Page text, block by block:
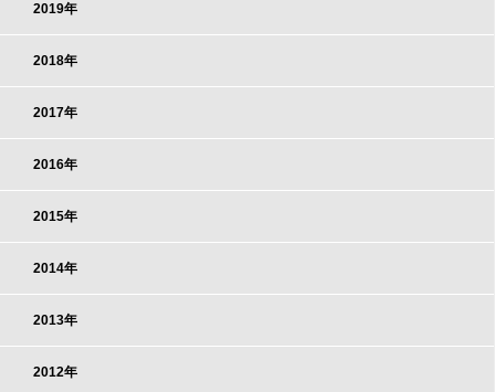
2019年
2018年
2017年
2016年
2015年
2014年
2013年
2012年